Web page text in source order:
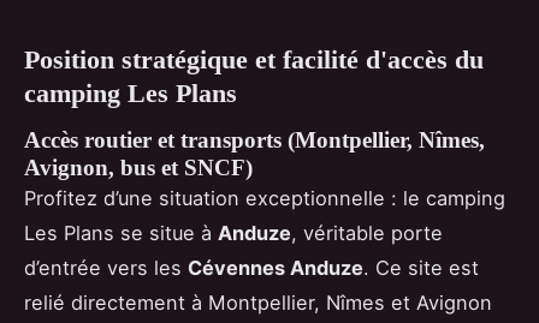
Position stratégique et facilité d'accès du
camping Les Plans
Accès routier et transports (Montpellier, Nîmes,
Avignon, bus et SNCF)
Profitez d’une situation exceptionnelle : le camping
Les Plans se situe à Anduze, véritable porte
d’entrée vers les Cévennes Anduze. Ce site est
relié directement à Montpellier, Nîmes et Avignon